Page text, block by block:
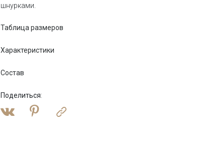
шнурками.
Таблица размеров
Характеристики
Состав
Поделиться: